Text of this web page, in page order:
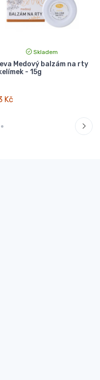
Skladem
Medový balzám na rty
- 15g
Kč